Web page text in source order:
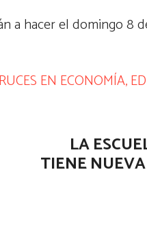
a hacer el domingo 8
EN ECONOMÍA,
LA
TIENE